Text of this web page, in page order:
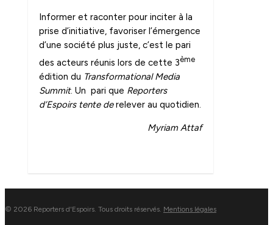
Informer et raconter pour inciter à la
prise d’initiative, favoriser l’émergence
d’une société plus juste, c’est le pari
des acteurs réunis lors de cette 3ème
édition du Transformational Media
Summit. Un pari que Reporters
d’Espoirs tente derelever au quotidien.
Myriam Attaf
© 2026 Reporters d'Espoirs. Tous droits réservés. Mentions légales